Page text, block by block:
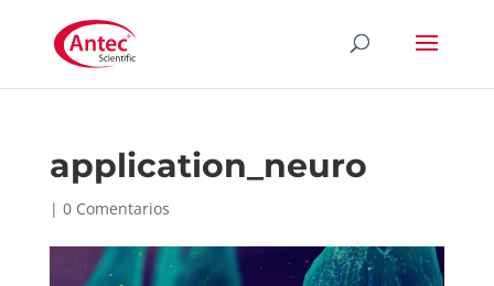
application_neuro
| 0 Comentarios